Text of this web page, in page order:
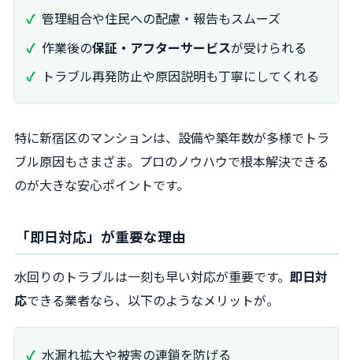
管理組合や住民への配慮・報告もスムーズ
作業後の保証・アフターサービスが受けられる
トラブル再発防止や原因説明も丁寧にしてくれる
特に新宿区のマンションは、設備や築年数が多様でトラ
ブル原因もさまざま。プロのノウハウで根本解決できる
のが大きな安心ポイントです。
「即日対応」が重要な理由
水回りのトラブルは一刻も早い対応が重要です。 即日対
応できる業者なら、以下のようなメリットが。
水漏れ拡大や被害の連鎖を防げる